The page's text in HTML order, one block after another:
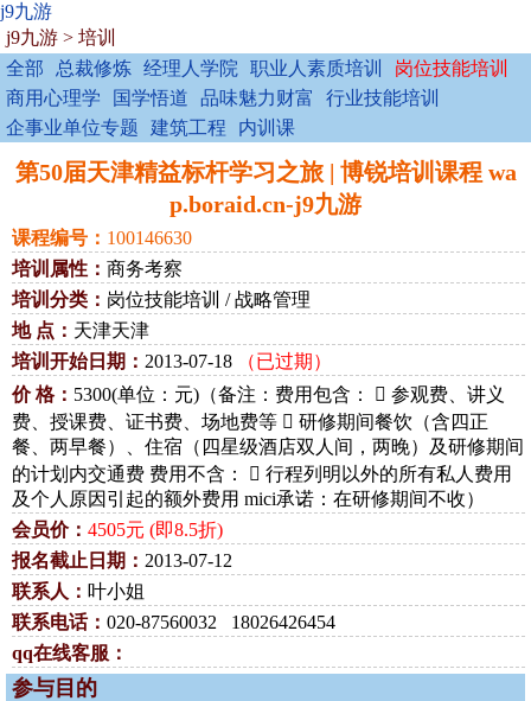
j9九游
j9九游 > 培训
全部
总裁修炼 经理人学院 职业人素质培训
岗位技能培训
商用心理学
国学悟道 品味魅力财富
行业技能培训
企事业单位专题
建筑工程 内训课
第50届天津精益标杆学习之旅 | 博锐培训课程 wa
p.boraid.cn-j9九游
课程编号： 100146630
培训属性： 商务考察
培训分类： 岗位技能培训 / 战略管理
地 点： 天津天津
培训开始日期： 2013-07-18
（已过期）
价 格： 5300(单位：元)（备注：费用包含：  参观费、讲义
费、授课费、证书费、场地费等  研修期间餐饮（含四正
餐、两早餐）、住宿（四星级酒店双人间，两晚）及研修期间
的计划内交通费 费用不含：  行程列明以外的所有私人费用
及个人原因引起的额外费用 mici承诺：在研修期间不收）
会员价： 4505元 (即8.5折)
报名截止日期： 2013-07-12
联系人： 叶小姐
联系电话： 020-87560032 18026426454
qq在线客服：
参与目的